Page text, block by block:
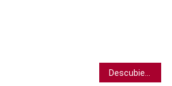
Descubierto “interruptor” de metano en el Ártico que ayudó a impulsar el rápido calentamiento global